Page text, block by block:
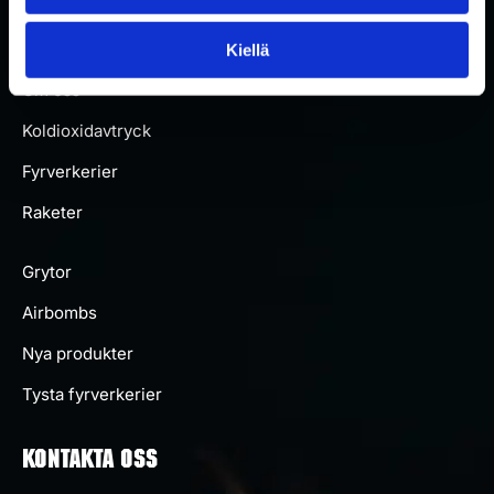
Kiellä
Kontakta
oss
Om oss
Koldioxidavtryck
Fyrverkerier
Raketer
Grytor
Airbombs
Nya produkter
Tysta fyrverkerier
KONTAKTA OSS